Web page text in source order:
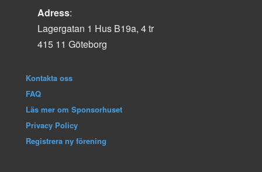
Adress:
Lagergatan 1 Hus B19a, 4 tr
415 11 Göteborg
Kontakta oss
FAQ
Läs mer om Sponsorhuset
Privacy Policy
Registrera ny förening